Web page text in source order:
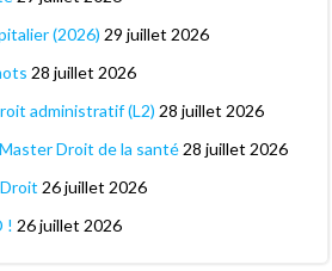
(2026) 29 juillet 2026
28 juillet 2026
administratif (L2) 28 juillet 2026
Droit de la santé 28 juillet 2026
26 juillet 2026
! 26 juillet 2026